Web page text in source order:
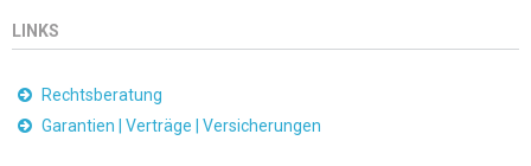
LINKS
Rechtsberatung
Garantien | Verträge | Versicherungen